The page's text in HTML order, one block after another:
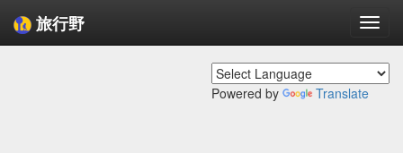
旅行野
Powered by Translate